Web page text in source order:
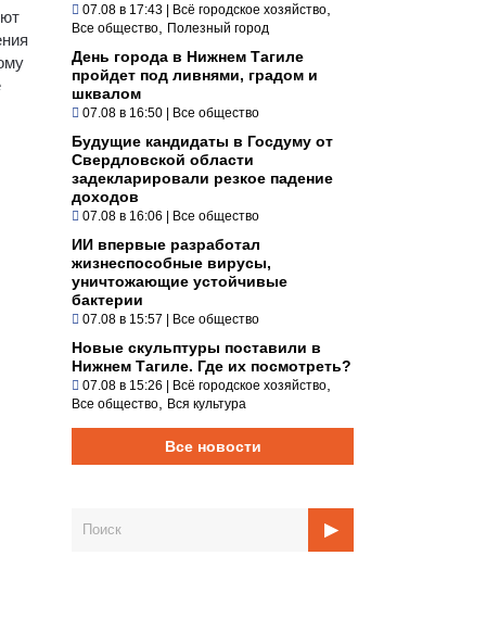
07.08 в 17:43 | Всё городское хозяйство
Все общество Полезный город
День города в Нижнем Тагиле
пройдет под ливнями, градом и
шквалом
07.08 в 16:50 | Все общество
Будущие кандидаты в Госдуму от
Свердловской области
задекларировали резкое падение
доходов
07.08 в 16:06 | Все общество
ИИ впервые разработал
жизнеспособные вирусы,
уничтожающие устойчивые
бактерии
07.08 в 15:57 | Все общество
Новые скульптуры поставили в
Нижнем Тагиле. Где их посмотреть?
07.08 в 15:26 | Всё городское хозяйство
Все общество Вся культура
Все новости